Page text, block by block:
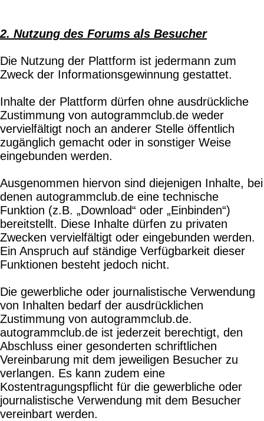
2. Nutzung des Forums als Besucher
Die Nutzung der Plattform ist jedermann zum
Zweck der Informationsgewinnung gestattet.
Inhalte der Plattform dürfen ohne ausdrückliche
Zustimmung von autogrammclub.de weder
vervielfältigt noch an anderer Stelle öffentlich
zugänglich gemacht oder in sonstiger Weise
eingebunden werden.
Ausgenommen hiervon sind diejenigen Inhalte, bei
denen autogrammclub.de eine technische
Funktion (z.B. „Download“ oder „Einbinden“)
bereitstellt. Diese Inhalte dürfen zu privaten
Zwecken vervielfältigt oder eingebunden werden.
Ein Anspruch auf ständige Verfügbarkeit dieser
Funktionen besteht jedoch nicht.
Die gewerbliche oder journalistische Verwendung
von Inhalten bedarf der ausdrücklichen
Zustimmung von autogrammclub.de.
autogrammclub.de ist jederzeit berechtigt, den
Abschluss einer gesonderten schriftlichen
Vereinbarung mit dem jeweiligen Besucher zu
verlangen. Es kann zudem eine
Kostentragungspflicht für die gewerbliche oder
journalistische Verwendung mit dem Besucher
vereinbart werden.